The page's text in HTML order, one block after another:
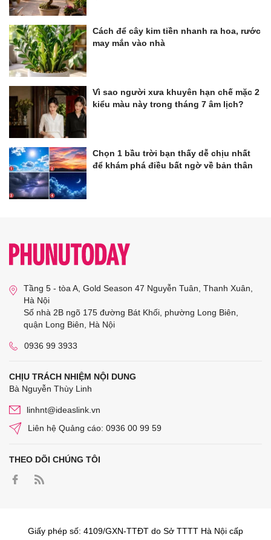
Cách để cây kim tiền nhanh ra hoa, rước
may mắn vào nhà
Vì sao người xưa khuyên hạn chế mặc 2
kiểu màu này trong tháng 7 âm lịch?
Chọn 1 bầu trời bạn thấy dễ chịu nhất
để khám phá điều bất ngờ về bản thân
Tầng 5 - tòa A, Gold Season 47 Nguyễn Tuân, Thanh Xuân,
Hà Nội
Số nhà 2B ngõ 175 đường Bát Khối, phường Long Biên,
quận Long Biên, Hà Nội
0936 99 3933
CHỊU TRÁCH NHIỆM NỘI DUNG
Bà Nguyễn Thùy Linh
linhnt@ideaslink.vn
Liên hệ Quảng cáo: 0936 00 99 59
THEO DÕI CHÚNG TÔI
Giấy phép số: 4109/GXN-TTĐT do Sở TTTT Hà Nội cấp